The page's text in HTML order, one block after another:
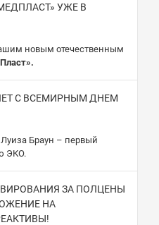
УЖЕ В
новым отечественным
С ВСЕМИРНЫМ ДНЕМ
Браун – первый
ЭКО.
ЗА ПОЛЦЕНЫ
НА